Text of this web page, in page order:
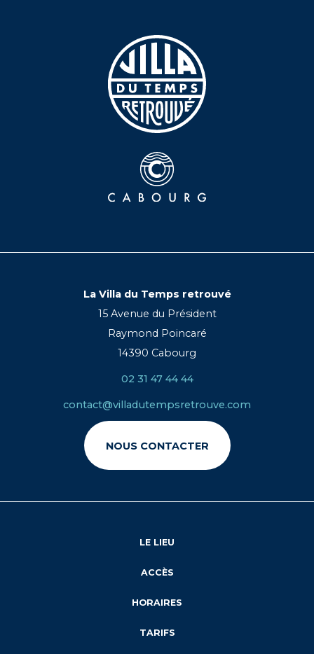
La Villa du Temps retrouvé
15 Avenue du Président
Raymond Poincaré
14390 Cabourg
02 31 47 44 44
contact@villadutempsretrouve.com
NOUS CONTACTER
LE LIEU
ACCÈS
HORAIRES
TARIFS